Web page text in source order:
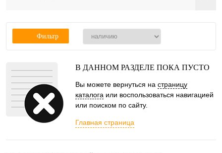
Фильтр
В ДАННОМ РАЗДЕЛЕ ПОКА ПУСТО
Вы можете вернуться на страницу
каталога или воспользоваться навигацией
или поиском по сайту.
Главная страница